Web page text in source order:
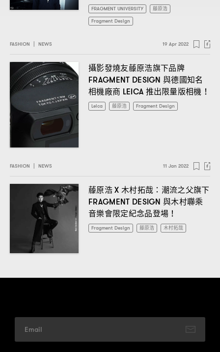
FRAGMENT UNIVERSITY
藤原浩
Fragment Design
FASHION | NEWS 19 Apr 2022
攝影發燒友藤原浩旗下品牌
FRAGMENT DESIGN與德國知名
相機廠商 LEICA 推出限量版相機 ！
Leica 藤原浩 Fragment Design
FASHION NEWS 11 Jan 2022
藤原浩X 木村拓哉 ： 潮流之父旗下
FRAGMENT DESIGN與木村聯乘
音樂會限定紀念品登場 ！
Fragment Design 藤原浩 木村拓哉